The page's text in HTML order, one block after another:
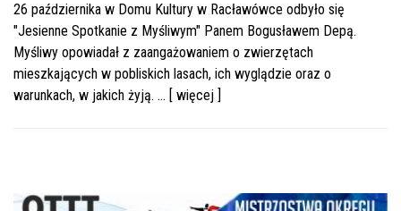
26 października w Domu Kultury w Racławówce odbyło się
"Jesienne Spotkanie z Myśliwym" Panem Bogusławem Depą.
Myśliwy opowiadał z zaangażowaniem o zwierzętach
mieszkających w pobliskich lasach, ich wyglądzie oraz o
warunkach, w jakich żyją. ... [ więcej ]